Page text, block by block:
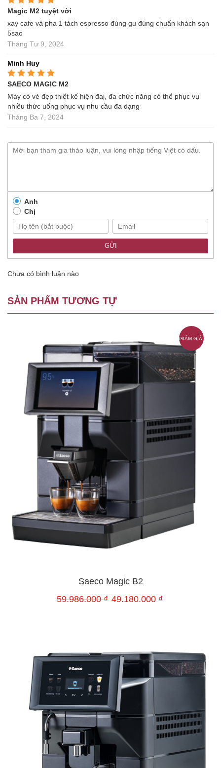
Được xếp hạng5 5
Magic M2 tuyệt vời
xay cafe và pha 1 tách espresso đúng gu đúng chuẩn khách sạn
5sao
Tháng Tư 9, 2024
Minh Huy
Được xếp hạng 55
SAECO MAGIC M2
Máy có vẻ đẹp thiết kế hiện đaị, đa chức năng có thể phục vụ
nhiều thức uống phục vụ nhu cầu đa dạng
Tháng Ba 7, 2024
Anh
Chị
GỬI
Chưa có bình luận nào
SẢN PHẨM TƯƠNG TỰ
GIẢM GIÁ!
Saeco Magic B2
59.986.000₫ 49.180.000 ₫